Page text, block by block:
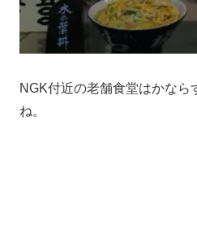
NGK付近の老舗食堂はかなら
ね。